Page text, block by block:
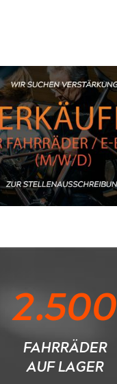
2.500
FAHRRÄDER
AUF LAGER